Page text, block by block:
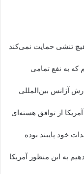
هیچ تنشی حمایت نمی‌کند
که به نفع تمامی
جهان از جمله آمریکاست. 12 گزارش آژانس بین‌المللی
از توافق هسته‌ای
خود پایبند بوده
به این منظور آمریکا